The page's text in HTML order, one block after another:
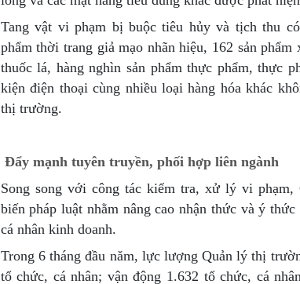
Tang vật vi phạm bị buộc tiêu hủy và tịch thu
phẩm thời trang giả mạo nhãn hiệu, 162 sản
thuốc lá, hàng nghìn sản phẩm thực phẩm, thực
kiện điện thoại cùng nhiều loại hàng hóa khác
thị trường.
Đẩy mạnh tuyên truyền, phối hợp liên ngành
Song song với công tác kiểm tra, xử lý vi phạm,
biến pháp luật nhằm nâng cao nhận thức và ý
cá nhân kinh doanh.
Trong 6 tháng đầu năm, lực lượng Quản lý thị
tổ chức, cá nhân; vận động 1.632 tổ chức, cá